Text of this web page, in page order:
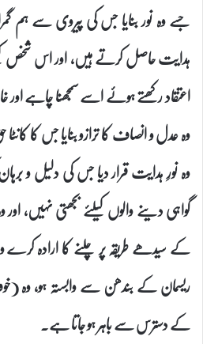
جسے وہ نور بنایا جس کی پیروی سے ہم
ہدایت حاصل کرتے ہیں، اور اس شخص
اعتقاد رکھتے ہوئے اسے سمجھنا چاہے
وہ عدل و انصاف کا ترازو بنایا جس کا
وہ نورِ ہدایت قرار دیا جس کی دلیل و
گواہی دینے والوں کیلئے بجھتی نہیں،
کے سیدھے طریقہ پر چلنے کا ارادہ کرے
ریسمان کے بندھن سے وابستہ ہو، وہ
کے دسترس سے باہر ہو جاتا ہے۔